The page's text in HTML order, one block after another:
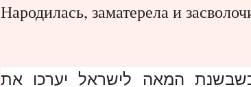
Народилась, заматерела и
המאה לישראל יערכו את